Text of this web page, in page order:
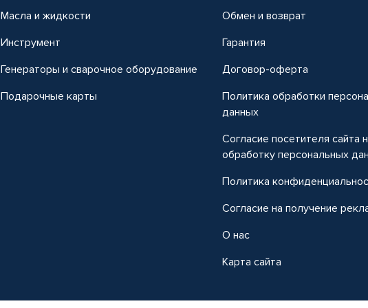
Масла и жидкости
Инструмент
Генераторы и сварочное оборудование
Подарочные карты
Обмен и возврат
Гарантия
Договор-оферта
Политика обработки
данных
Согласие посетителя сайта
обработку персональных
Политика
Согласие на получение
О нас
Карта сайта